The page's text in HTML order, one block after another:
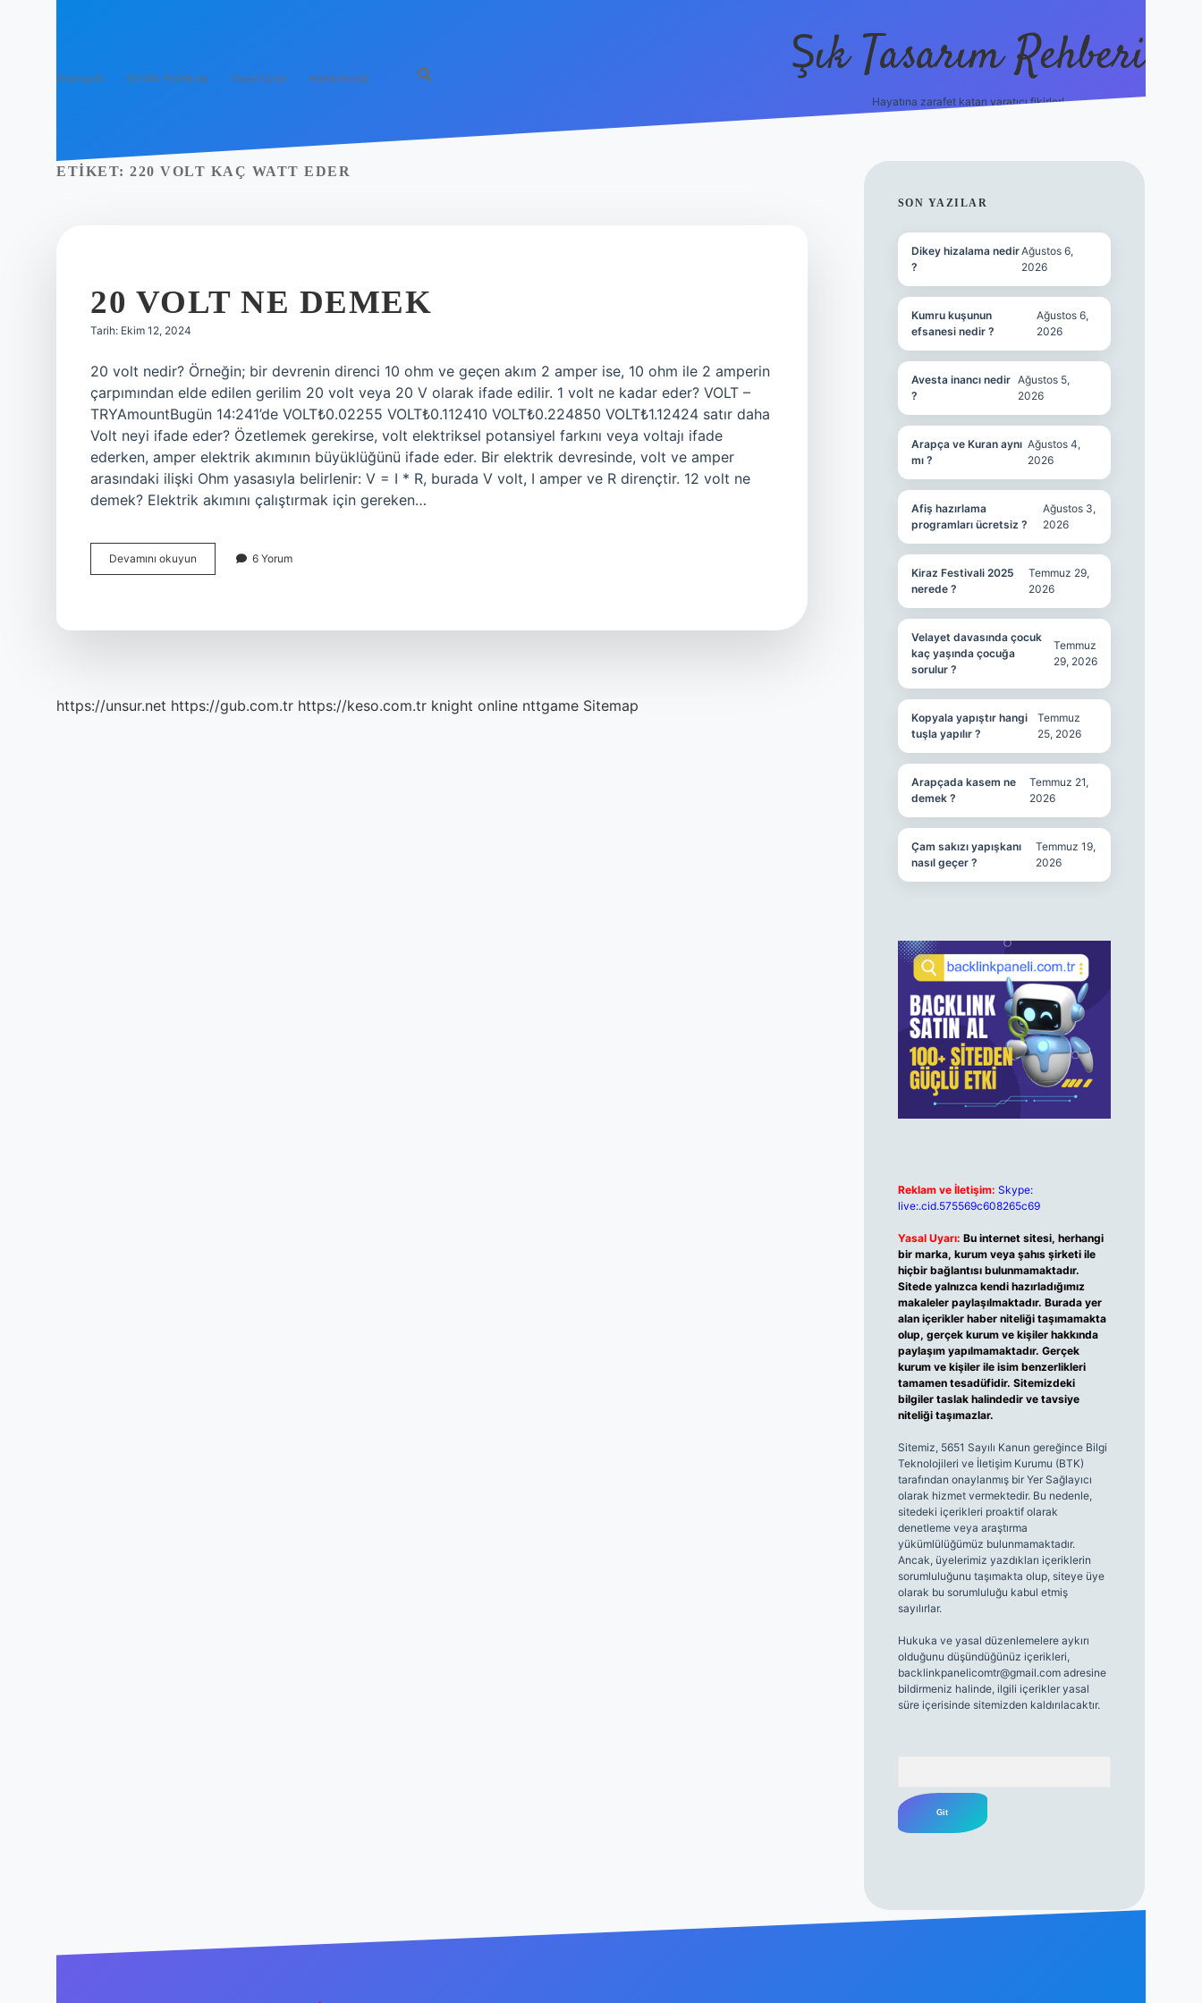
Anasayfa Gizlilik Politikası Yasal Uyarı Hakkımızda Şık Tasarım Rehberi
Hayatına zarafet katan yaratıcı fikirler!
ETIKET: 220 VOLT KAÇ WATT EDER
20 VOLT NE DEMEK
Tarih: Ekim 12, 2024
20 volt nedir? Örneğin; bir devrenin direnci 10 ohm ve geçen akım 2 amper ise, 10 ohm ile 2 amperin
çarpımından elde edilen gerilim 20 volt veya 20 V olarak ifade edilir. 1 volt ne kadar eder? VOLT –
TRYAmountBugün 14:241’de VOLT₺0.02255 VOLT₺0.112410 VOLT₺0.224850 VOLT₺1.12424 satır daha
Volt neyi ifade eder? Özetlemek gerekirse, volt elektriksel potansiyel farkını veya voltajı ifade
ederken, amper elektrik akımının büyüklüğünü ifade eder. Bir elektrik devresinde, volt ve amper
arasındaki ilişki Ohm yasasıyla belirlenir: V = I * R, burada V volt, I amper ve R dirençtir. 12 volt ne
demek? Elektrik akımını çalıştırmak için gereken…
Devamını okuyun
Volt
6 Yorum
https://unsur.net https://gub.com.tr https://keso.com.tr knight online nttgame Sitemap
SIDEBAR
SON YAZILAR
Dikey hizalama nedir
?
Ağustos 6,
2026
Kumru kuşunun
efsanesi nedir ?
Ağustos 6,
2026
Avesta inancı nedir
?
Ağustos 5,
2026
Arapça ve Kuran aynı
mı ?
Ağustos 4,
2026
Afiş hazırlama
programları ücretsiz ?
Ağustos 3,
2026
Kiraz Festivali 2025
nerede ?
Temmuz 29,
2026
Velayet davasında çocuk
kaç yaşında çocuğa
sorulur ?
Temmuz
29, 2026
Kopyala yapıştır hangi
tuşla yapılır ?
Temmuz
25, 2026
Arapçada kasem ne
demek ?
Temmuz 21,
2026
Çam sakızı yapışkanı
nasıl geçer ?
Temmuz 19,
2026
Reklam ve İletişim: Skype:
live:.cid.575569c608265c69
Yasal Uyarı: Bu internet sitesi, herhangi
bir marka, kurum veya şahıs şirketi ile
hiçbir bağlantısı bulunmamaktadır.
Sitede yalnızca kendi hazırladığımız
makaleler paylaşılmaktadır. Burada yer
alan içerikler haber niteliği taşımamakta
olup, gerçek kurum ve kişiler hakkında
paylaşım yapılmamaktadır. Gerçek
kurum ve kişiler ile isim benzerlikleri
tamamen tesadüfidir. Sitemizdeki
bilgiler taslak halindedir ve tavsiye
niteliği taşımazlar.
Sitemiz, 5651 Sayılı Kanun gereğince Bilgi
Teknolojileri ve İletişim Kurumu (BTK)
tarafından onaylanmış bir Yer Sağlayıcı
olarak hizmet vermektedir. Bu nedenle,
sitedeki içerikleri proaktif olarak
denetleme veya araştırma
yükümlülüğümüz bulunmamaktadır.
Ancak, üyelerimiz yazdıkları içeriklerin
sorumluluğunu taşımakta olup, siteye üye
olarak bu sorumluluğu kabul etmiş
sayılırlar.
Hukuka ve yasal düzenlemelere aykırı
olduğunu düşündüğünüz içerikleri,
backlinkpanelicomtr@gmail.comadresine
bildirmeniz halinde, ilgili içerikler yasal
süre içerisinde sitemizden kaldırılacaktır.